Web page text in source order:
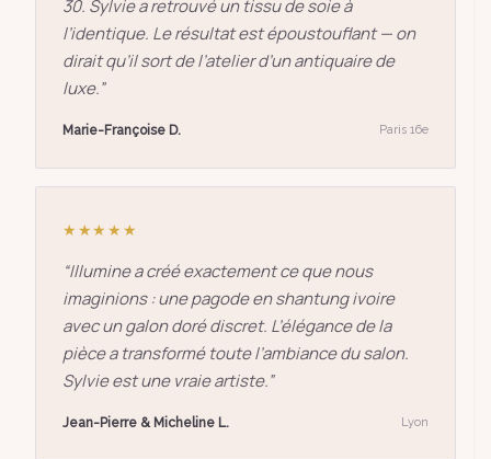
30. Sylvie a retrouvé un tissu de soie à
l’identique. Le résultat est époustouflant — on
dirait qu’il sort de l’atelier d’un antiquaire de
luxe.”
Marie-Françoise D. Paris 16e
★★★★★
“Illumine a créé exactement ce que nous
imaginions : une pagode en shantung ivoire
avec un galon doré discret. L’élégance de la
pièce a transformé toute l’ambiance du salon.
Sylvie est une vraie artiste.”
Jean-Pierre & Micheline L. Lyon